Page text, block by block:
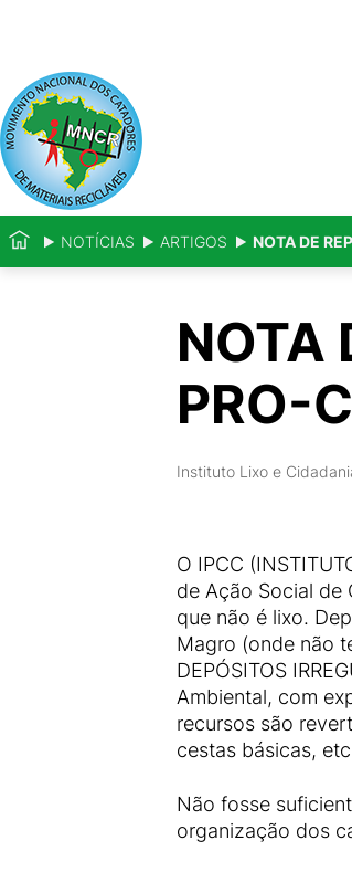
NOTÍCIAS ARTIGOS NOTA DE
NOTA
PRO-
Instituto Lixo e
O IPCC
de Ação Social de
que não é lixo.
Magro (onde não
DEPÓSITOS
Ambiental, com
recursos são
cestas básicas,
Não fosse
organização dos